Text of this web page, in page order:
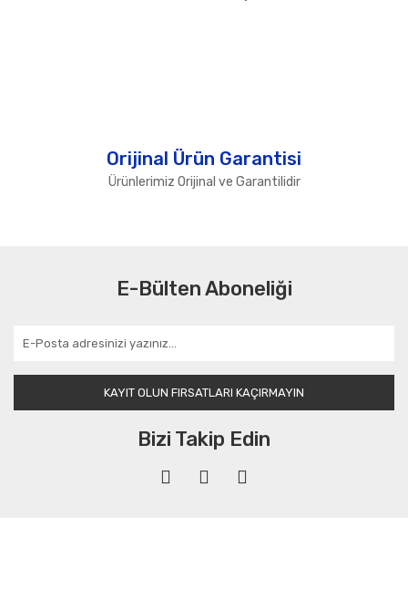
Orijinal Ürün Garantisi
Ürünlerimiz Orijinal ve Garantilidir
E-Bülten Aboneliği
KAYIT OLUN FIRSATLARI KAÇIRMAYIN
Bizi Takip Edin